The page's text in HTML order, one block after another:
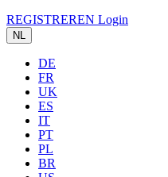
REGISTREREN Login
NL
DE
FR
UK
ES
IT
PT
PL
BR